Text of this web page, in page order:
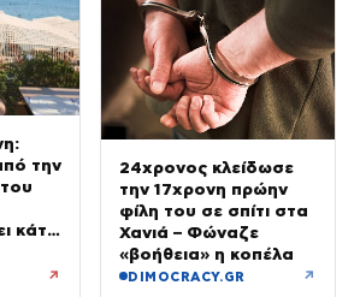
την
κάτι
↗
24χρονος κλείδωσε
την 17χρονη πρώην
φίλη του σε σπίτι στα
Χανιά – Φώναζε
«βοήθεια» η κοπέλα
DIMOCRACY.GR ↗